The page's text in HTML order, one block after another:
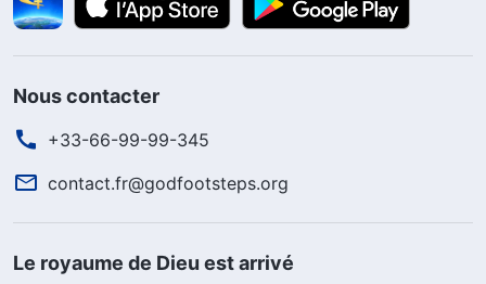
Nous contacter
+33-66-99-99-345
contact.fr@godfootsteps.org
Le royaume de Dieu est arrivé